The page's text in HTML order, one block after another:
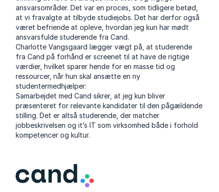
ansvarsområder. Det var en proces, som tidligere betød,
at vi fravalgte at tilbyde studiejobs. Det har derfor også
været befriende at opleve, hvordan jeg kun har mødt
ansvarsfulde studerende fra Cand.
Charlotte Vangsgaard lægger vægt på, at studerende
fra Cand på forhånd er screenet til at have de rigtige
værdier, hvilket sparer hende for en masse tid og
ressourcer, når hun skal ansætte en ny
studentermedhjælper:
Samarbejdet med Cand sikrer, at jeg kun bliver
præsenteret for relevante kandidater til den pågældende
stilling. Det er altså studerende, der matcher
jobbeskrivelsen og it’s IT som virksomhed både i forhold
kompetencer og kultur.